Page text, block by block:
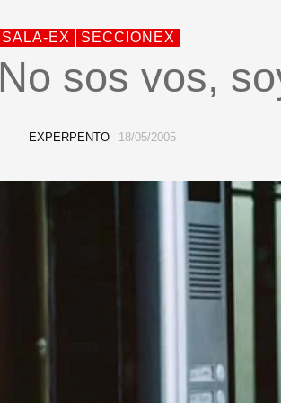
SALA-EX SECCIONEX
No sos vos,
EXPERPENTO 18/05/2005